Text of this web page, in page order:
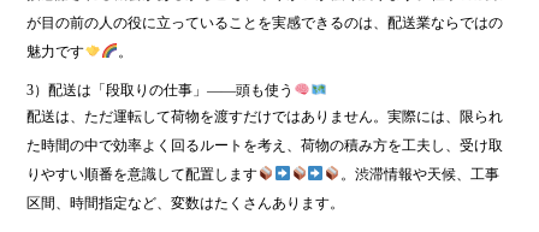
が目の前の人の役に立っていることを実感できるのは、配送業ならではの
魅力です
。
3）配送は「段取りの仕事」――頭も使う
配送は、ただ運転して荷物を渡すだけではありません。実際には、限られ
た時間の中で効率よく回るルートを考え、荷物の積み方を工夫し、受け取
りやすい順番を意識して配置します
。渋滞情報や天候、工事
区間、時間指定など、変数はたくさんあります。